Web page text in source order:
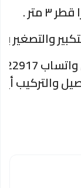
والتصغير
والتركيب